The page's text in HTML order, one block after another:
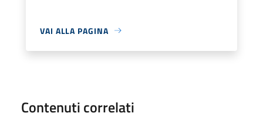
VAI ALLA PAGINA
Contenuti correlati